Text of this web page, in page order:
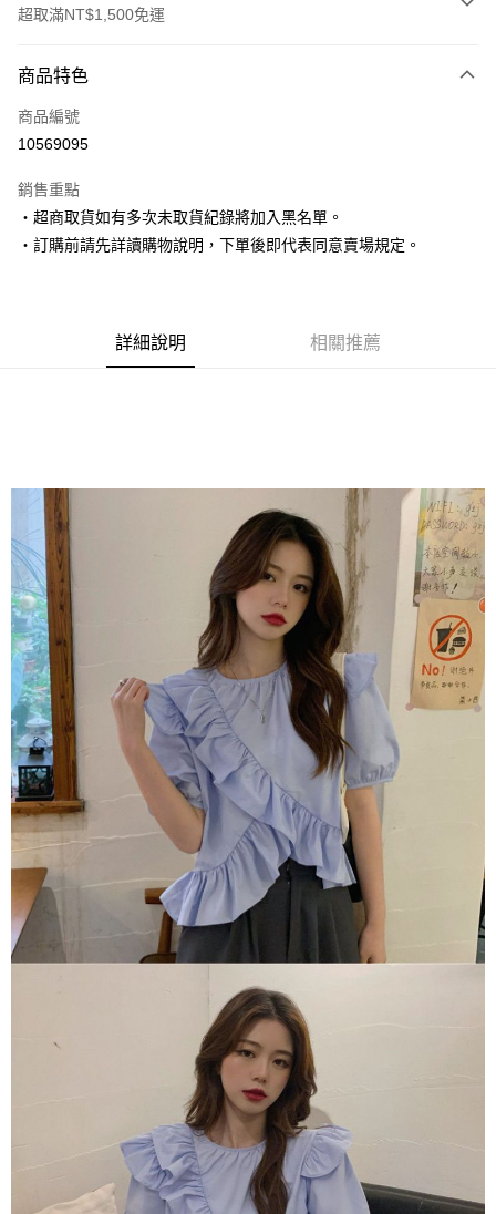
超取滿NT$1,500免運
信用卡一次付款
超商取貨付款
Apple Pay
街口支付
１．簡單：不需註冊會員、不需綁卡、不需儲值。
２．便利：只要手機號碼，簡訊認證，即可結帳。
３．安心：先確認商品／服務後，再付款。
【「AFTEE先享後付」結帳流程】
１．於結帳方式選擇「AFTEE先享後付」後，將跳轉至「AFTEE先享後付」
結帳頁面，進行簡訊認證並確認金額後，即可完成結帳。
２．訂單成立數日內，您將收到繳費通知簡訊。
３．收到繳費通知簡訊後14天內，點擊此簡訊中的連結，可透過四大超商／
ATM／網路銀行／等多元方式進行付款，方視為交易完成。
※ 請注意：結帳手續完成當下不需立刻繳費，但若您需要取消訂單，請聯絡
購買商品的店家。未經商家同意取消之訂單仍視為有效，需透過AFTEE先享
後付繳納相關費用。
※ 交易是否成功請以「AFTEE先享後付 」之結帳頁面顯示為準，若有關於
是否繳費成功／繳費後需取消欲退款等相關疑問，請聯繫「AFTEE先享後付
客戶支援中心」
https://netprotections.freshdesk.com/support/home
【注意事項】
１．透過由恩沛科技股份有限公司提供之「AFTEE先享後付」服務完成之交
易，需依本服務之必要範圍內提供個人資料，並將交易相關給付款項請求債
權轉讓予恩沛科技股份有限公司。
２．關於個人資料處理事宜，請瀏覽以下網址：
https://aftee.tw/terms/#terms3
３．未成年的使用者請事先徵得法定代理人或監護人之同意方可使用
「AFTEE先享後付」，若未經同意申辦者引起之損失，本公司不負相關責
４．使用「AFTEE先享後付」時，將依據個別帳號之用戶狀況，依本公司即
時審查核予不同之上限額度；若仍有額度不足之情形，本公司將視審查結果
請求用戶進行身份認證。
５．嚴禁一人註冊多個帳號或使用他人資訊註冊。若發現惡意使用之情形，
恩沛科技股份有限公司將有權停止該用戶之使用額度並採取法律行動。
運送方式
全家取貨付款
每筆NT$80，滿NT$1,500(含以上)免運費
付款後全家取貨
每筆NT$80，滿NT$1,500(含以上)免運費
萊爾富取貨付款
每筆NT$80，滿NT$1,500(含以上)免運費
付款後萊爾富取貨
每筆NT$80，滿NT$1,500(含以上)免運費
離島取貨加價40
每筆NT$80，滿NT$1,500(含以上)免運費
付款後7-11取貨
每筆NT$80，滿NT$1,500(含以上)免運費
宅配
每筆NT$100，滿NT$1,500(含以上)免運費
商品特色
商品編號
10569095
銷售重點
‧超商取貨如有多次未取貨紀錄將加入黑名單。
‧訂購前請先詳讀購物說明，下單後即代表同意賣場規定。
詳細說明 相關推薦